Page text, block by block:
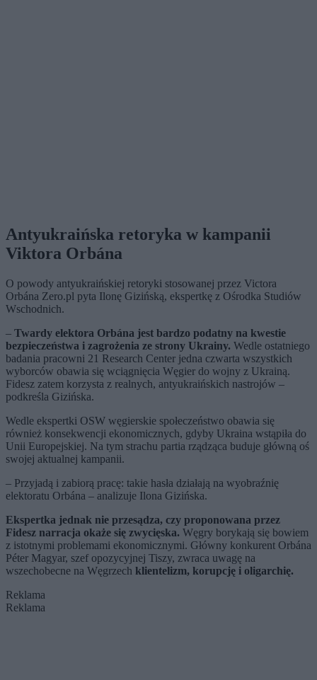
Antyukraińska retoryka w kampanii
Viktora Orbána
O powody antyukraińskiej retoryki stosowanej przez Victora
Orbána Zero.pl pyta Ilonę Gizińską, ekspertkę z Ośrodka Studiów
Wschodnich.
– Twardy elektora Orbána jest bardzo podatny na kwestie
bezpieczeństwa i zagrożenia ze strony Ukrainy. Wedle ostatniego
badania pracowni 21 Research Center jedna czwarta wszystkich
wyborców obawia się wciągnięcia Węgier do wojny z Ukrainą.
Fidesz zatem korzysta z realnych, antyukraińskich nastrojów –
podkreśla Gizińska.
Wedle ekspertki OSW węgierskie społeczeństwo obawia się
również konsekwencji ekonomicznych, gdyby Ukraina wstąpiła do
Unii Europejskiej. Na tym strachu partia rządząca buduje główną oś
swojej aktualnej kampanii.
– Przyjadą i zabiorą pracę: takie hasła działają na wyobraźnię
elektoratu Orbána – analizuje Ilona Gizińska.
Ekspertka jednak nie przesądza, czy proponowana przez
Fidesz narracja okaże się zwycięska. Węgry borykają się bowiem
z istotnymi problemami ekonomicznymi. Główny konkurent Orbána
Péter Magyar, szef opozycyjnej Tiszy, zwraca uwagę na
wszechobecne na Węgrzech klientelizm, korupcję i oligarchię.
Reklama
Reklama